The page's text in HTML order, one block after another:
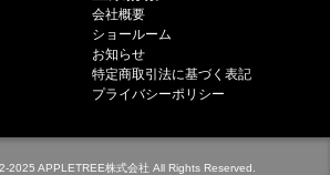
会社概要
ショールーム
お知らせ
特定商取引法に基づく表記
プライバシーポリシー
2025 APPLETREE株式会社 All Rights Reserved.